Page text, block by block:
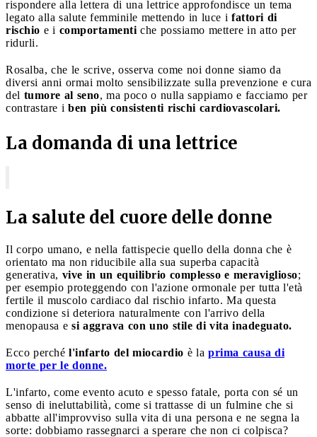
rispondere alla lettera di una lettrice approfondisce un tema
legato alla salute femminile mettendo in luce i fattori di
rischio e i comportamenti che possiamo mettere in atto per
ridurli.
Rosalba, che le scrive, osserva come noi donne siamo da
diversi anni ormai molto sensibilizzate sulla prevenzione e cura
del tumore al seno, ma poco o nulla sappiamo e facciamo per
contrastare i ben più consistenti rischi cardiovascolari.
La domanda di una lettrice
La salute del cuore delle donne
Il corpo umano, e nella fattispecie quello della donna che è
orientato ma non riducibile alla sua superba capacità
generativa, vive in un equilibrio complesso e meraviglioso;
per esempio proteggendo con l'azione ormonale per tutta l'età
fertile il muscolo cardiaco dal rischio infarto. Ma questa
condizione si deteriora naturalmente con l'arrivo della
menopausa e si aggrava con uno stile di vita inadeguato.
Ecco perché l'infarto del miocardio è la prima causa di
morte per le donne.
L'infarto, come evento acuto e spesso fatale, porta con sé un
senso di ineluttabilità, come si trattasse di un fulmine che si
abbatte all'improvviso sulla vita di una persona e ne segna la
sorte: dobbiamo rassegnarci a sperare che non ci colpisca?